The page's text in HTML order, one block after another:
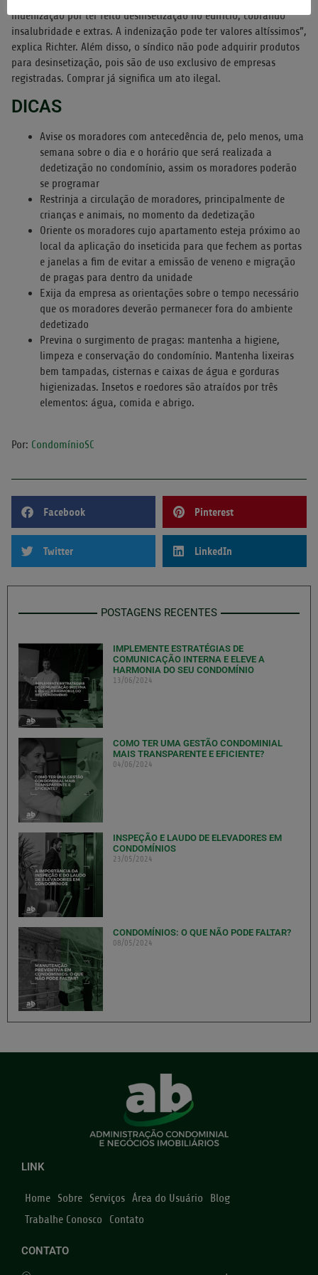
indenização por ter feito desinsetização no edifício, cobrando
insalubridade e extras. A indenização pode ter valores altíssimos”,
explica Richter. Além disso, o síndico não pode adquirir produtos
para desinsetização, pois são de uso exclusivo de empresas
registradas. Comprar já significa um ato ilegal.
DICAS
Avise os moradores com antecedência de, pelo menos, uma
semana sobre o dia e o horário que será realizada a
dedetização no condomínio, assim os moradores poderão
se programar
Restrinja a circulação de moradores, principalmente de
crianças e animais, no momento da dedetização
Oriente os moradores cujo apartamento esteja próximo ao
local da aplicação do inseticida para que fechem as portas
e janelas a fim de evitar a emissão de veneno e migração
de pragas para dentro da unidade
Exija da empresa as orientações sobre o tempo necessário
que os moradores deverão permanecer fora do ambiente
dedetizado
Previna o surgimento de pragas: mantenha a higiene,
limpeza e conservação do condomínio. Mantenha lixeiras
bem tampadas, cisternas e caixas de água e gorduras
higienizadas. Insetos e roedores são atraídos por três
elementos: água, comida e abrigo.
Por: CondomínioSC
Facebook Pinterest
Twitter LinkedIn
POSTAGENS RECENTES
IMPLEMENTE ESTRATÉGIAS DE
COMUNICAÇÃO INTERNA E ELEVE A
HARMONIA DO SEU CONDOMÍNIO
13/06/2024
COMO TER UMA GESTÃO CONDOMINIAL
MAIS TRANSPARENTE E EFICIENTE?
04/06/2024
INSPEÇÃO E LAUDO DE ELEVADORES EM
CONDOMÍNIOS
23/05/2024
CONDOMÍNIOS: O QUE NÃO PODE FALTAR?
08/05/2024
LINK
Home Sobre Serviços Área do Usuário
Blog
Trabalhe Conosco
Contato
CONTATO